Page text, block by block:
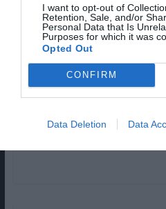
I want to opt-out of
Retention, Sale, and/or
Personal Data that Is
Purposes for which it was
Opted Out
CONFIRM
Data Deletion Data